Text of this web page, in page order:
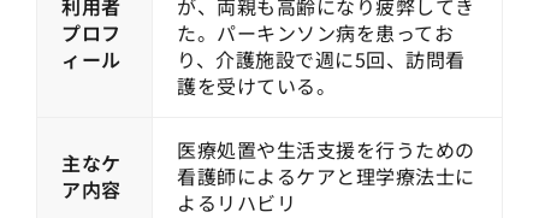
プロフ
ィール
た。パーキンソン病を患ってお
り、介護施設で週に5回、訪問看
護を受けている。
主なケ
ア内容
医療処置や生活支援を行うための
看護師によるケアと理学療法士に
よるリハビリ